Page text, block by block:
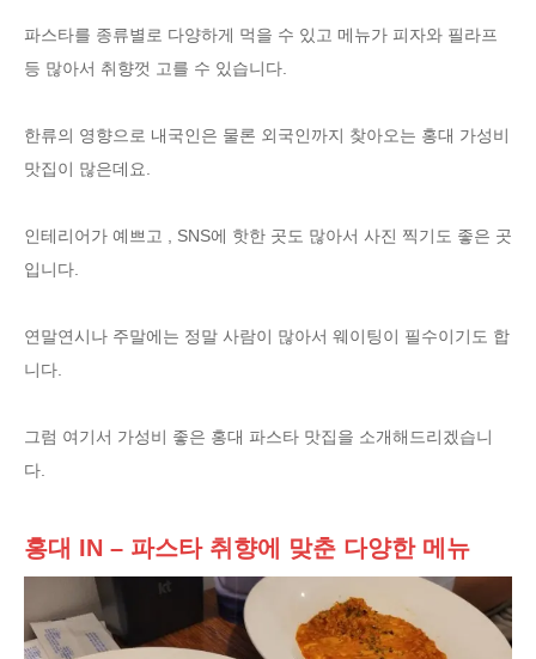
파스타를 종류별로 다양하게 먹을 수 있고 메뉴가 피자와 필라프
등 많아서 취향껏 고를 수 있습니다.
한류의 영향으로 내국인은 물론 외국인까지 찾아오는 홍대 가성비
맛집이 많은데요.
인테리어가 예쁘고 , SNS에 핫한 곳도 많아서 사진 찍기도 좋은 곳
입니다.
연말연시나 주말에는 정말 사람이 많아서 웨이팅이 필수이기도 합
니다.
그럼 여기서 가성비 좋은 홍대 파스타 맛집을 소개해드리겠습니
다.
홍대 IN – 파스타 취향에 맞춘 다양한 메뉴